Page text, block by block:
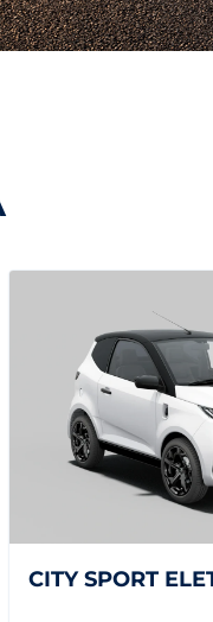
CITY SPORT